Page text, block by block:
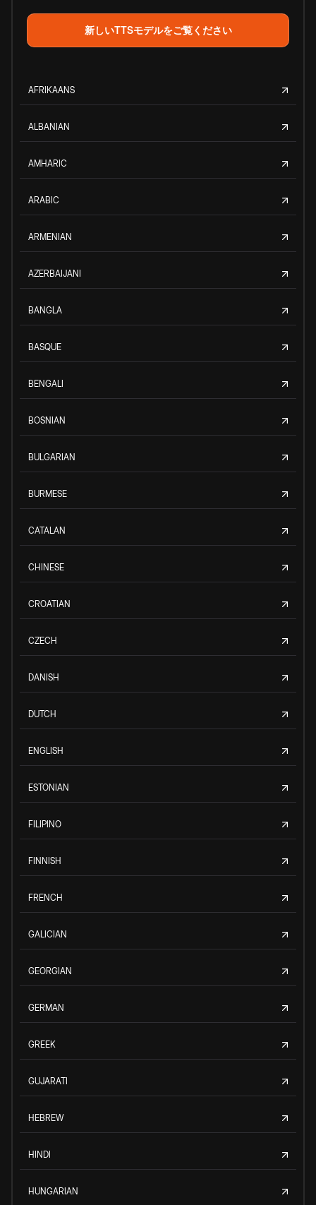
新しいTTSモデルをご覧ください
AFRIKAANS
ALBANIAN
AMHARIC
ARABIC
ARMENIAN
AZERBAIJANI
BANGLA
BASQUE
BENGALI
BOSNIAN
BULGARIAN
BURMESE
CATALAN
CHINESE
CROATIAN
CZECH
DANISH
DUTCH
ENGLISH
ESTONIAN
FILIPINO
FINNISH
FRENCH
GALICIAN
GEORGIAN
GERMAN
GREEK
GUJARATI
HEBREW
HINDI
HUNGARIAN